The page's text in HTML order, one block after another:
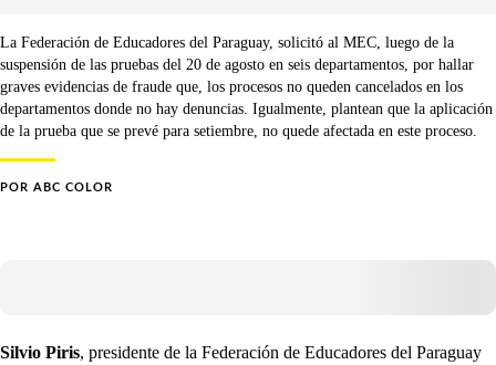
La Federación de Educadores del Paraguay, solicitó al MEC, luego de la
suspensión de las pruebas del 20 de agosto en seis departamentos, por hallar
graves evidencias de fraude que, los procesos no queden cancelados en los
departamentos donde no hay denuncias. Igualmente, plantean que la aplicación
de la prueba que se prevé para setiembre, no quede afectada en este proceso.
POR ABC COLOR
Silvio Piris, presidente de la Federación de Educadores del Paraguay